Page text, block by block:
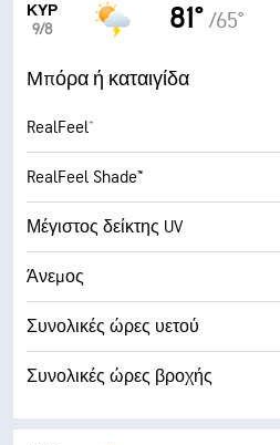
ΚΥΡ
9/8
81° /65°
Μπόρα ή καταιγίδα
RealFeel®
RealFeel Shade™
Μέγιστος δείκτης UV
Άνεμος
Συνολικές ώρες υετού
Συνολικές ώρες βροχής